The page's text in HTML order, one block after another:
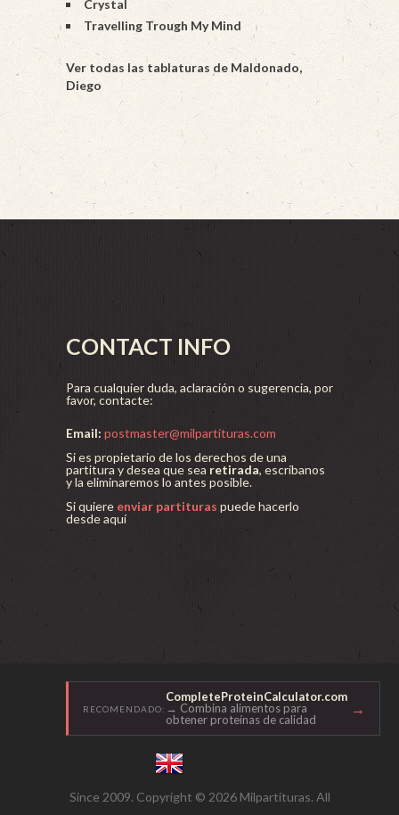
Crystal
Travelling Trough My Mind
Ver todas las tablaturas de Maldonado,
Diego
CONTACT INFO
Para cualquier duda, aclaración o sugerencia, por
favor, contacte:
Email: postmaster@milpartituras.com
Si es propietario de los derechos de una
partitura y desea que sea retirada, escríbanos
y la eliminaremos lo antes posible.
Si quiere enviar partituras puede hacerlo
desde aquí
RECOMENDADO:
CompleteProteinCalculator.com
→ Combina alimentos para
obtener proteínas de calidad
→
Since 2009. Copyright © 2026 Milpartituras. All